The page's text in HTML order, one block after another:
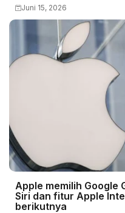
Juni 15, 2026
Apple memilih Google
Siri dan fitur Apple
berikutnya